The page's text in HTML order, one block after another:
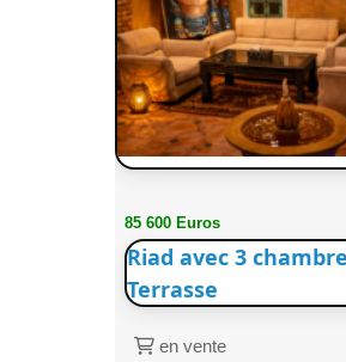
85 600 Euros
Riad avec 3
Terrasse
en vente